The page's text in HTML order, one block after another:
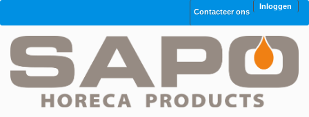
Inloggen
Contacteer ons